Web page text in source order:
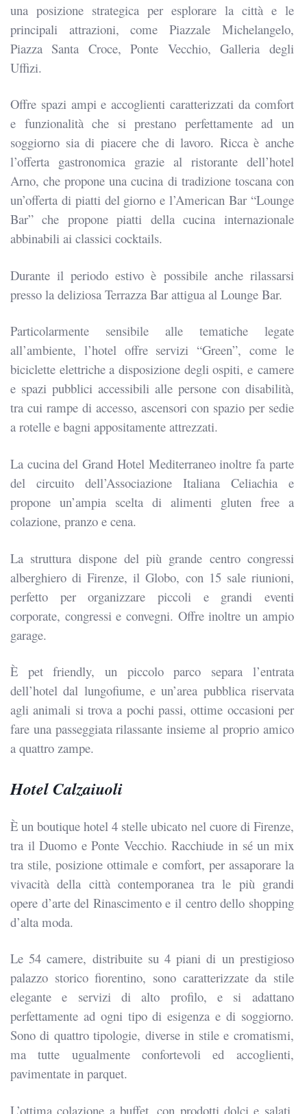
una posizione strategica per esplorare la città e le
principali attrazioni, come Piazzale Michelangelo,
Piazza Santa Croce, Ponte Vecchio, Galleria degli
Uffizi.
Offre spazi ampi e accoglienti caratterizzati da comfort
e funzionalità che si prestano perfettamente ad un
soggiorno sia di piacere che di lavoro. Ricca è anche
l’offerta gastronomica grazie al ristorante dell’hotel
Arno, che propone una cucina di tradizione toscana con
un’offerta di piatti del giorno e l’American Bar “Lounge
Bar” che propone piatti della cucina internazionale
abbinabili ai classici cocktails.
Durante il periodo estivo è possibile anche rilassarsi
presso la deliziosa Terrazza Bar attigua al Lounge Bar.
Particolarmente sensibile alle tematiche legate
all’ambiente, l’hotel offre servizi “Green”, come le
biciclette elettriche a disposizione degli ospiti, e camere
e spazi pubblici accessibili alle persone con disabilità,
tra cui rampe di accesso, ascensori con spazio per sedie
a rotelle e bagni appositamente attrezzati.
La cucina del Grand Hotel Mediterraneo inoltre fa parte
del circuito dell’Associazione Italiana Celiachia e
propone un’ampia scelta di alimenti gluten free a
colazione, pranzo e cena.
La struttura dispone del più grande centro congressi
alberghiero di Firenze, il Globo, con 15 sale riunioni,
perfetto per organizzare piccoli e grandi eventi
corporate, congressi e convegni. Offre inoltre un ampio
garage.
È pet friendly, un piccolo parco separa l’entrata
dell’hotel dal lungofiume, e un’area pubblica riservata
agli animali si trova a pochi passi, ottime occasioni per
fare una passeggiata rilassante insieme al proprio amico
a quattro zampe.
Hotel Calzaiuoli
È un boutique hotel 4 stelle ubicato nel cuore di Firenze,
tra il Duomo e Ponte Vecchio. Racchiude in sé un mix
tra stile, posizione ottimale e comfort, per assaporare la
vivacità della città contemporanea tra le più grandi
opere d’arte del Rinascimento e il centro dello shopping
d’alta moda.
Le 54 camere, distribuite su 4 piani di un prestigioso
palazzo storico fiorentino, sono caratterizzate da stile
elegante e servizi di alto profilo, e si adattano
perfettamente ad ogni tipo di esigenza e di soggiorno.
Sono di quattro tipologie, diverse in stile e cromatismi,
ma tutte ugualmente confortevoli ed accoglienti,
pavimentate in parquet.
L’ottima colazione a buffet, con prodotti dolci e salati,